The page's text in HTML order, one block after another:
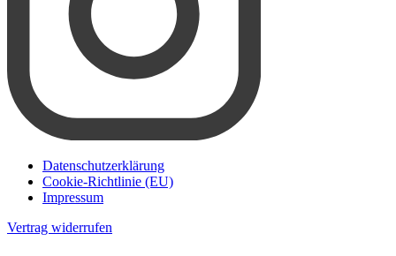
Datenschutzerklärung
Cookie-Richtlinie (EU)
Impressum
Vertrag widerrufen